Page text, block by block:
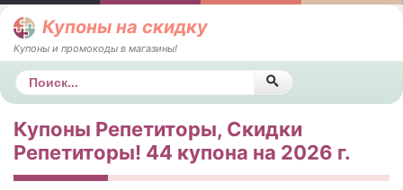
Купоны на скидку
Купоны и промокоды в магазины!
Поиск
Купоны Репетиторы, Скидки
Репетиторы! 44 купона на 2026 г.